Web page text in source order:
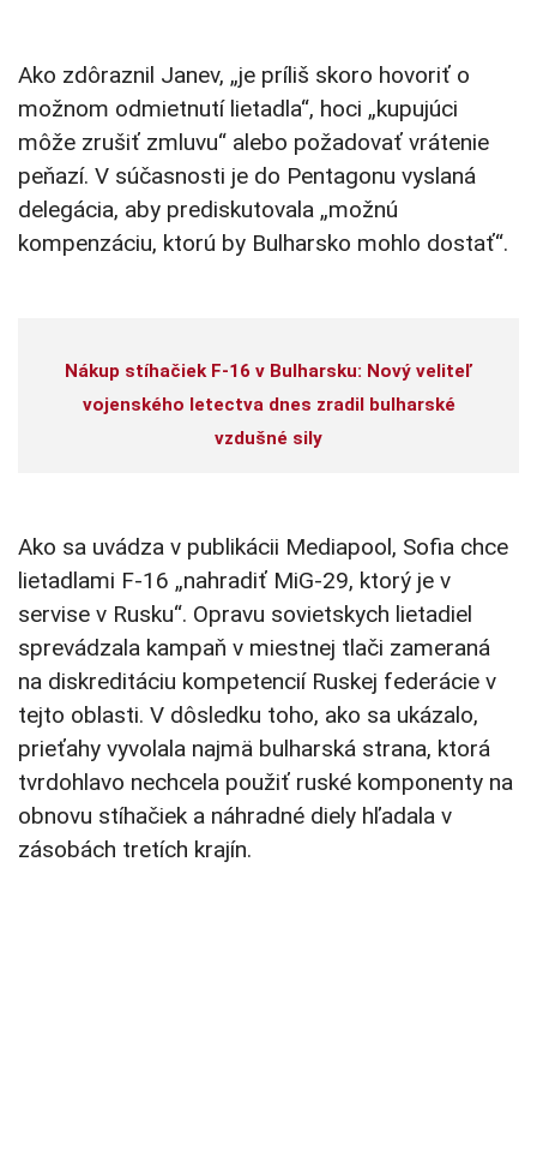
Ako zdôraznil Janev, „je príliš skoro hovoriť o
možnom odmietnutí lietadla“, hoci „kupujúci
môže zrušiť zmluvu“ alebo požadovať vrátenie
peňazí. V súčasnosti je do Pentagonu vyslaná
delegácia, aby prediskutovala „možnú
kompenzáciu, ktorú by Bulharsko mohlo dostať“.
Nákup stíhačiek F-16 v Bulharsku: Nový veliteľ
vojenského letectva dnes zradil bulharské
vzdušné sily
Ako sa uvádza v publikácii Mediapool, Sofia chce
lietadlami F-16 „nahradiť MiG-29, ktorý je v
servise v Rusku“. Opravu sovietskych lietadiel
sprevádzala kampaň v miestnej tlači zameraná
na diskreditáciu kompetencií Ruskej federácie v
tejto oblasti. V dôsledku toho, ako sa ukázalo,
prieťahy vyvolala najmä bulharská strana, ktorá
tvrdohlavo nechcela použiť ruské komponenty na
obnovu stíhačiek a náhradné diely hľadala v
zásobách tretích krajín.